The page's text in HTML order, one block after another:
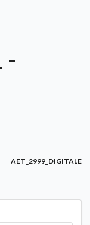
-
AET_2999_DIGITALE